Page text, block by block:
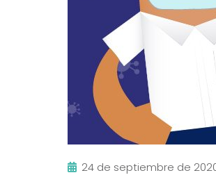
24 de septiembre de